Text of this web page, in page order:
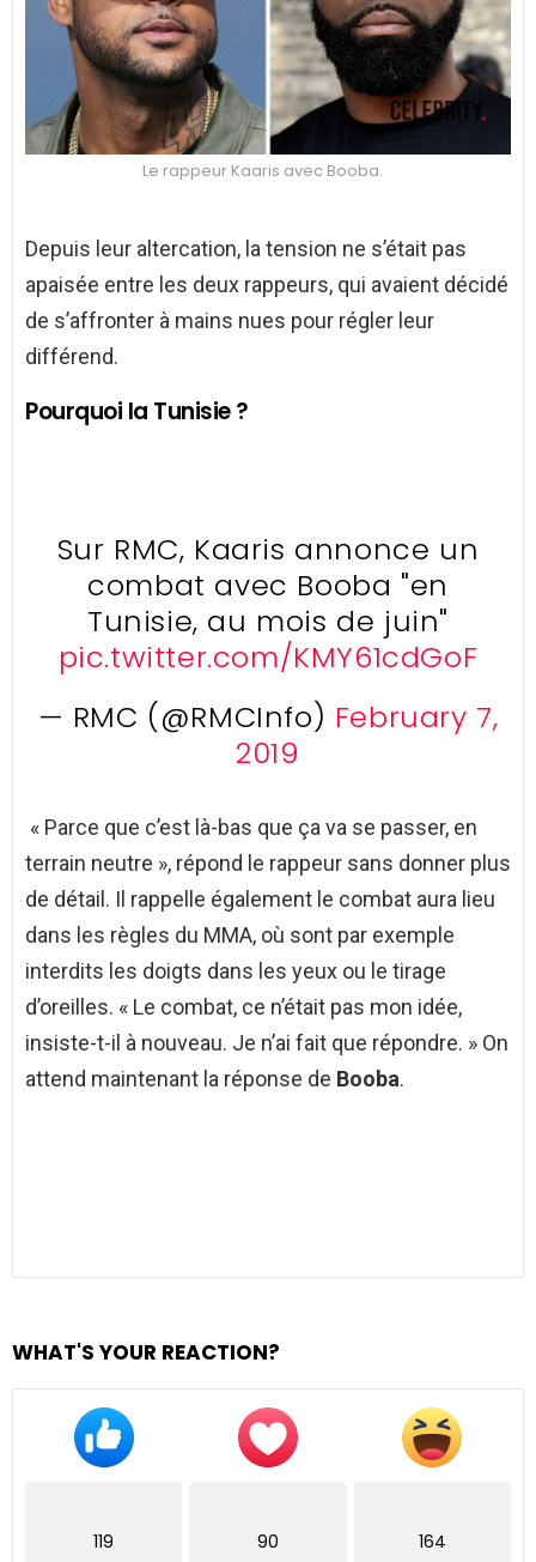
Le rappeur Kaaris avec Booba.
Depuis leur altercation, la tension ne s’était pas
apaisée entre les deux rappeurs, qui avaient décidé
de s’affronter à mains nues pour régler leur
différend.
Pourquoi la Tunisie ?
Sur RMC, Kaaris annonce un
combat avec Booba "en
Tunisie, au mois de juin"
pic.twitter.com/KMY61cdGoF
— RMC (@RMCInfo) February 7,
2019
« Parce que c’est là-bas que ça va se passer, en
terrain neutre », répond le rappeur sans donner plus
de détail. Il rappelle également le combat aura lieu
dans les règles du MMA, où sont par exemple
interdits les doigts dans les yeux ou le tirage
d’oreilles. « Le combat, ce n’était pas mon idée,
insiste-t-il à nouveau. Je n’ai fait que répondre. » On
attend maintenant la réponse de Booba.
WHAT'S YOUR REACTION?
119 90 164